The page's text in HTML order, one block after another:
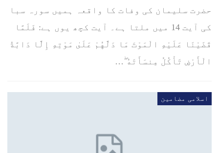
حضرت سلیمان کی وفات کا واقعہ ہمیں سورہ سبا
کی آیت 14 میں ملتا ہے۔ آیت کچھ یوں ہے: فَلَمَّا
قَضَيْنَا عَلَيْهِ الْمَوْتَ مَا دَلَّهُمْ عَلَىٰ مَوْتِهِ إِلَّا دَابَّةُ
الْأَرْضِ تَأْكُلُ مِنسَأَتَهُ ۖ…
اسلامی مضامین